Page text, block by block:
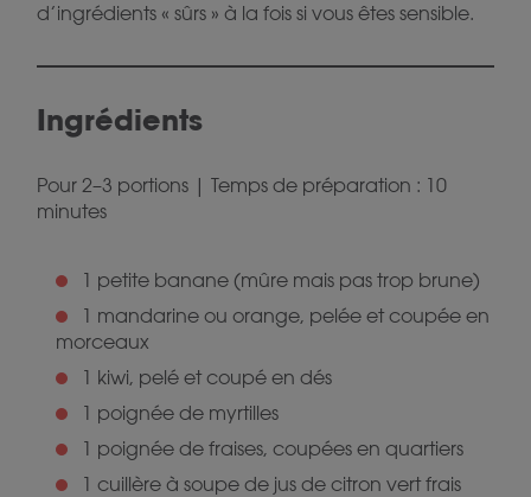
d’ingrédients « sûrs » à la fois si vous êtes sensible.
Ingrédients
Pour 2–3 portions | Temps de préparation : 10
minutes
1 petite banane (mûre mais pas trop brune)
1 mandarine ou orange, pelée et coupée en
morceaux
1 kiwi, pelé et coupé en dés
1 poignée de myrtilles
1 poignée de fraises, coupées en quartiers
1 cuillère à soupe de jus de citron vert frais